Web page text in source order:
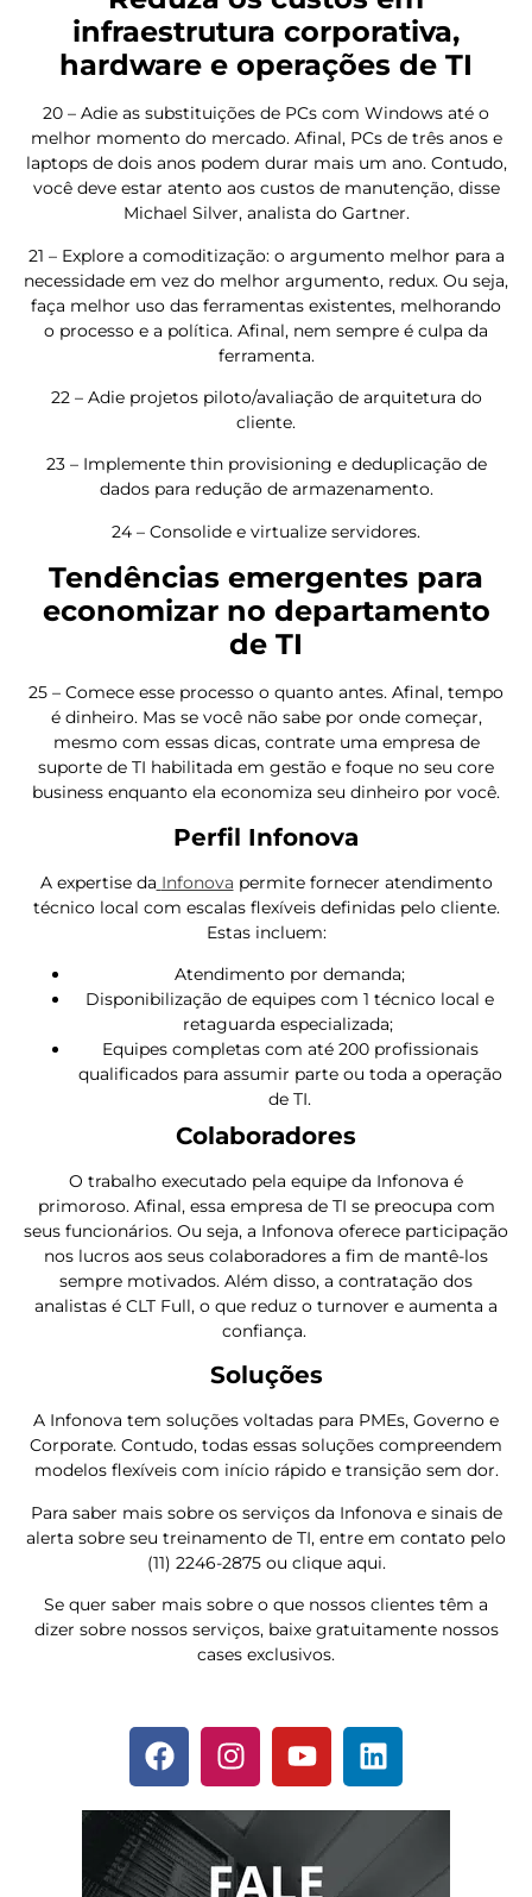
infraestrutura corporativa,
hardware e operações de TI
20 – Adie as substituições de PCs com Windows até o
melhor momento do mercado. Afinal, PCs de três anos e
laptops de dois anos podem durar mais um ano. Contudo,
você deve estar atento aos custos de manutenção, disse
Michael Silver, analista do Gartner.
21 – Explore a comoditização: o argumento melhor para a
necessidade em vez do melhor argumento, redux. Ou seja,
faça melhor uso das ferramentas existentes, melhorando
o processo e a política. Afinal, nem sempre é culpa da
ferramenta.
22 – Adie projetos piloto/avaliação de arquitetura do
cliente.
23 – Implemente thin provisioning e deduplicação de
dados para redução de armazenamento.
24 – Consolide e virtualize servidores.
Tendências emergentes para
economizar no departamento
de TI
25 – Comece esse processo o quanto antes. Afinal, tempo
é dinheiro. Mas se você não sabe por onde começar,
mesmo com essas dicas, contrate uma empresa de
suporte de TI habilitada em gestão e foque no seu core
business enquanto ela economiza seu dinheiro por você.
Perfil Infonova
A expertise da Infonova permite fornecer atendimento
técnico local com escalas flexíveis definidas pelo cliente.
Estas incluem:
Atendimento por demanda;
Disponibilização de equipes com 1 técnico local e
retaguarda especializada;
Equipes completas com até 200 profissionais
qualificados para assumir parte ou toda a operação
de TI.
Colaboradores
O trabalho executado pela equipe da Infonova é
primoroso. Afinal, essa empresa de TI se preocupa com
seus funcionários. Ou seja, a Infonova oferece participação
nos lucros aos seus colaboradores a fim de mantê-los
sempre motivados. Além disso, a contratação dos
analistas é CLT Full, o que reduz o turnover e aumenta a
confiança.
Soluções
A Infonova tem soluções voltadas para PMEs, Governo e
Corporate. Contudo, todas essas soluções compreendem
modelos flexíveis com início rápido e transição sem dor.
Para saber mais sobre os serviços da Infonova e sinais de
alerta sobre seu treinamento de TI, entre em contato pelo
(11) 2246-2875 ou clique aqui.
Se quer saber mais sobre o que nossos clientes têm a
dizer sobre nossos serviços, baixe gratuitamente nossos
cases exclusivos.